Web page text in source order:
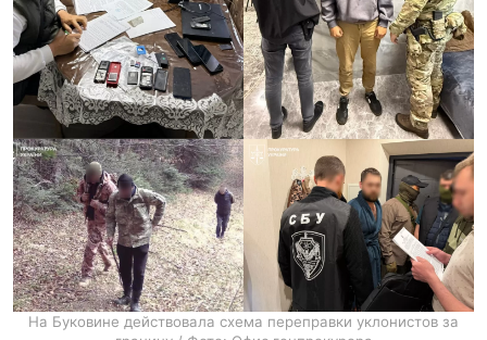
На Буковине действовала схема переправки уклонистов за